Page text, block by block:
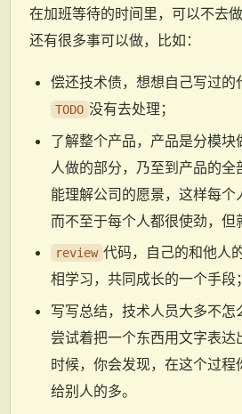
在加班等待的时间里，可以不去
还有很多事可以做，比如：
偿还技术债，想想自己写过的
TODO 没有去处理；
了解整个产品，产品是分模块
人做的部分，乃至到产品的全
能理解公司的愿景，这样每个
而不至于每个人都很使劲，但
review 代码，自己的和他人
相学习，共同成长的一个手段；
写写总结，技术人员大多不怎
尝试着把一个东西用文字表达
时候，你会发现，在这个过程
给别人的多。